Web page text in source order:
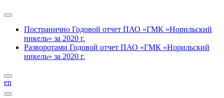
Постранично Годовой отчет ПАО «ГМК «Норильский
никель» за 2020 г.
Разворотами Годовой отчет ПАО «ГМК «Норильский
никель» за 2020 г.
en